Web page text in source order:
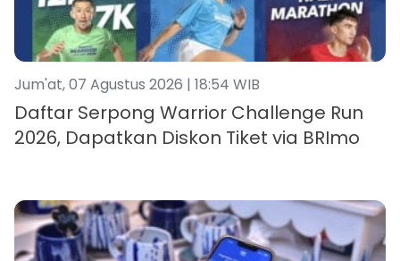
Jum'at, 07 Agustus 2026 | 18:54 WIB
Daftar Serpong Warrior Challenge Run
2026, Dapatkan Diskon Tiket via BRImo